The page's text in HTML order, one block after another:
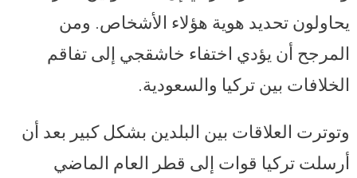
يحاولون تحديد هوية هؤلاء الأشخاص. ومن
المرجح أن يؤدي اختفاء خاشقجي إلى تفاقم
الخلافات بين تركيا والسعودية.
وتوترت العلاقات بين البلدين بشكل كبير بعد أن
أرسلت تركيا قوات إلى قطر العام الماضي